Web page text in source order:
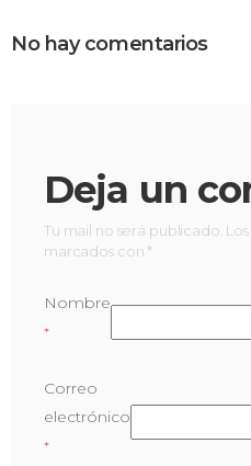
No hay comentarios
Deja un
Tu mail no será publicado.
marcados con *
Nombre
*
Correo
electrónico
*